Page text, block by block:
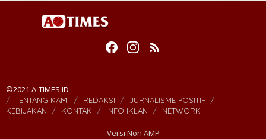
©2021 A-TIMES.ID
TENTANG KAMI REDAKSI
JURNALISME POSITIF
KEBIJAKAN
KONTAK INFO IKLAN NETWORK
Versi Non AMP